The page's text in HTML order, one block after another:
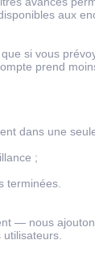
aux
si vous
prend
dans une
;
terminées.
— nous